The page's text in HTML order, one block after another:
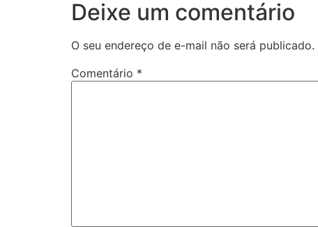
Deixe um comentário
O seu endereço de e-mail não será publicado.
Comentário *